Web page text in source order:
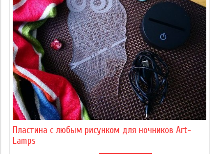
Пластина с любым рисунком для ночников Art-
Lamps